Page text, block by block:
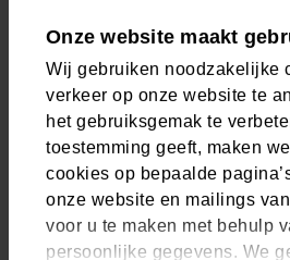
Onze website maakt
Wij gebruiken noodzakelijke
verkeer op onze website te
het gebruiksgemak te
toestemming geeft, maken
cookies op bepaalde
onze website en mailings
voor u te maken met behulp
persoonlijke gegevens. We
Ondersteuning voor
mantelzorgers
De Mantelzorgtest zal naar